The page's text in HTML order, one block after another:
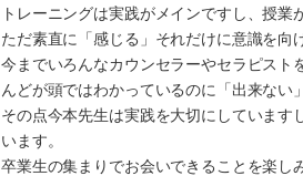
トレーニングは実践がメインですし、授業
ただ素直に「感じる」それだけに意識を向
今までいろんなカウンセラーやセラピスト
んどが頭ではわかっているのに「出来ない
その点今本先生は実践を大切にしていま
います。
卒業生の集まりでお会いできることを楽し